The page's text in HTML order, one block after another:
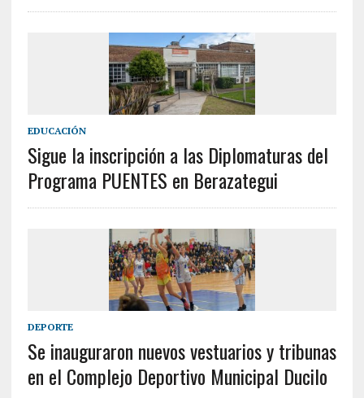
EDUCACIÓN
Sigue la inscripción a las Diplomaturas del
Programa PUENTES en Berazategui
DEPORTE
Se inauguraron nuevos vestuarios y tribunas
en el Complejo Deportivo Municipal Ducilo